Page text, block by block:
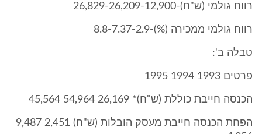
רווח גולמי (ש"ח)-26,829-26,209-12,900
רווח גולמי ממכירה (%)-8.8-7.37-2.9
טבלה ב':
פרטים 1993 1994 1995
הכנסה חייבת כוללת (ש"ח)* 26,169 54,964 45,564
הפחת הכנסה חייבת מעסק הובלות (ש"ח) 2,451 9,487